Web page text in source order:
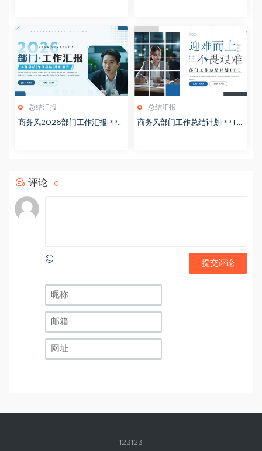
总结汇报
商务风2026部门工作汇报PPT
总结汇报
商务风部门工作总结计划PPT
评论 0
提交评论
123123